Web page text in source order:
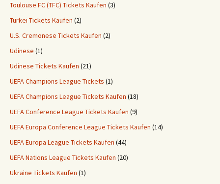
Toulouse FC (TFC) Tickets Kaufen (3)
Türkei Tickets Kaufen (2)
U.S. Cremonese Tickets Kaufen (2)
Udinese (1)
Udinese Tickets Kaufen (21)
UEFA Champions League Tickets (1)
UEFA Champions League Tickets Kaufen (18)
UEFA Conference League Tickets Kaufen (9)
UEFA Europa Conference League Tickets Kaufen (14)
UEFA Europa League Tickets Kaufen (44)
UEFA Nations League Tickets Kaufen (20)
Ukraine Tickets Kaufen (1)